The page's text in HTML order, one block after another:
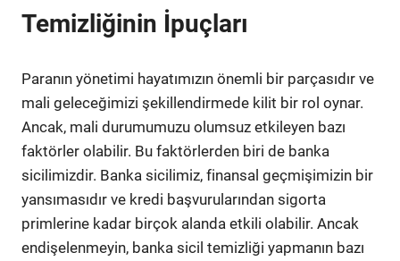
Temizliğinin İpuçları
Paranın yönetimi hayatımızın önemli bir parçasıdır ve
mali geleceğimizi şekillendirmede kilit bir rol oynar.
Ancak, mali durumumuzu olumsuz etkileyen bazı
faktörler olabilir. Bu faktörlerden biri de banka
sicilimizdir. Banka sicilimiz, finansal geçmişimizin bir
yansımasıdır ve kredi başvurularından sigorta
primlerine kadar birçok alanda etkili olabilir. Ancak
endişelenmeyin, banka sicil temizliği yapmanın bazı